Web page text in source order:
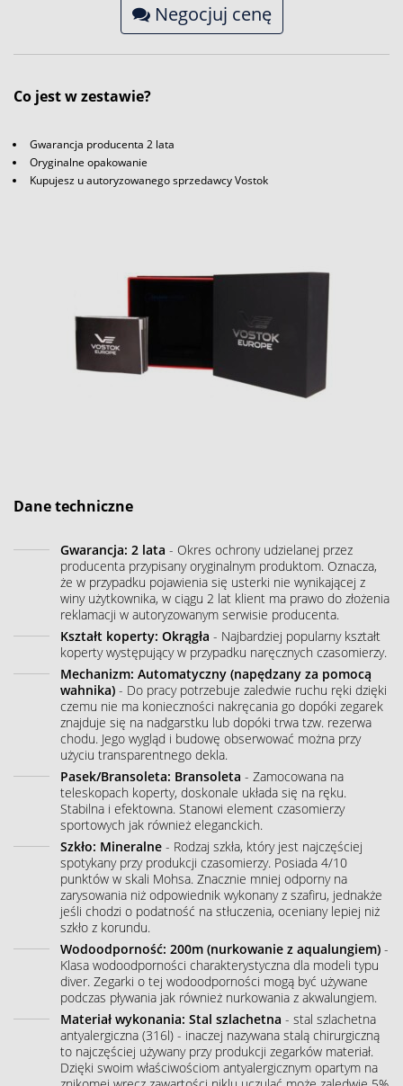
Negocjuj cenę
Co jest w zestawie?
Gwarancja producenta 2 lata
Oryginalne opakowanie
Kupujesz u autoryzowanego sprzedawcy Vostok
Dane techniczne
Gwarancja: 2 lata - Okres ochrony udzielanej przez
producenta przypisany oryginalnym produktom. Oznacza,
że w przypadku pojawienia się usterki nie wynikającej z
winy użytkownika, w ciągu 2 lat klient ma prawo do złożenia
reklamacji w autoryzowanym serwisie producenta.
Kształt koperty: Okrągła - Najbardziej popularny kształt
koperty występujący w przypadku naręcznych czasomierzy.
Mechanizm: Automatyczny (napędzany za pomocą
wahnika) - Do pracy potrzebuje zaledwie ruchu ręki dzięki
czemu nie ma konieczności nakręcania go dopóki zegarek
znajduje się na nadgarstku lub dopóki trwa tzw. rezerwa
chodu. Jego wygląd i budowę obserwować można przy
użyciu transparentnego dekla.
Pasek/Bransoleta: Bransoleta - Zamocowana na
teleskopach koperty, doskonale układa się na ręku.
Stabilna i efektowna. Stanowi element czasomierzy
sportowych jak również eleganckich.
Szkło: Mineralne - Rodzaj szkła, który jest najczęściej
spotykany przy produkcji czasomierzy. Posiada 4/10
punktów w skali Mohsa. Znacznie mniej odporny na
zarysowania niż odpowiednik wykonany z szafiru, jednakże
jeśli chodzi o podatność na stłuczenia, oceniany lepiej niż
szkło z korundu.
Wodoodporność: 200m (nurkowanie z aqualungiem) -
Klasa wodoodporności charakterystyczna dla modeli typu
diver. Zegarki o tej wodoodporności mogą być używane
podczas pływania jak również nurkowania z akwalungiem.
Materiał wykonania: Stal szlachetna - stal szlachetna
antyalergiczna (316l) - inaczej nazywana stalą chirurgiczną
to najczęściej używany przy produkcji zegarków materiał.
Dzięki swoim właściwościom antyalergicznym opartym na